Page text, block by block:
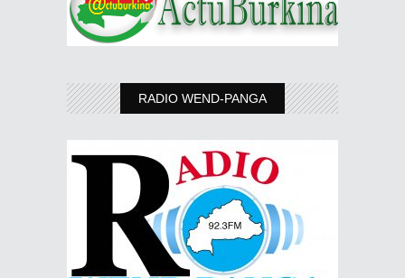
RADIO WEND-PANGA